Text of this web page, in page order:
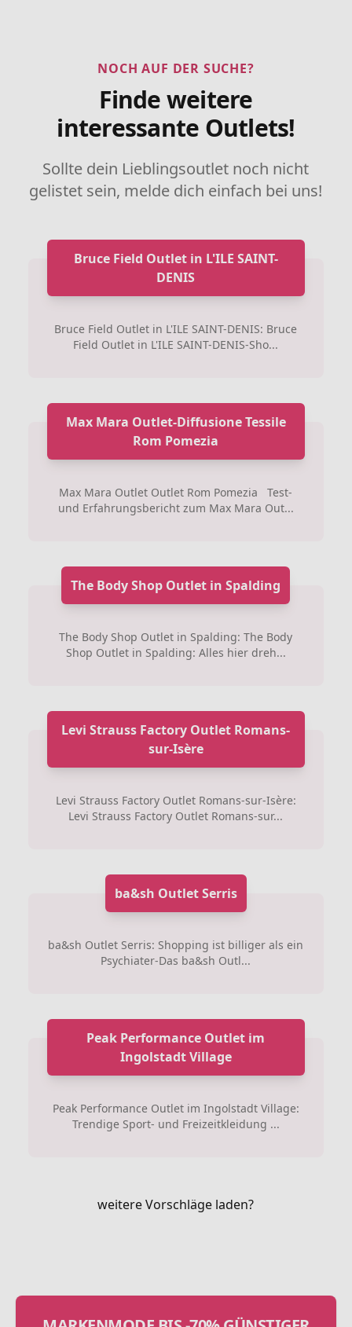
NOCH AUF DER SUCHE?
Finde weitere
interessante Outlets!
Sollte dein Lieblingsoutlet noch nicht
gelistet sein, melde dich einfach bei uns!
Bruce Field Outlet in L'ILE SAINT-
DENIS
Bruce Field Outlet in L'ILE SAINT-DENIS: Bruce
Field Outlet in L'ILE SAINT-DENIS-Sho...
Max Mara Outlet-Diffusione Tessile
Rom Pomezia
Max Mara Outlet Outlet Rom Pomezia Test-
und Erfahrungsbericht zum Max Mara Out...
The Body Shop Outlet in Spalding
The Body Shop Outlet in Spalding: The Body
Shop Outlet in Spalding: Alles hier dreh...
Levi Strauss Factory Outlet Romans-
sur-Isère
Levi Strauss Factory Outlet Romans-sur-Isère:
Levi Strauss Factory Outlet Romans-sur...
ba&sh Outlet Serris
ba&sh Outlet Serris: Shopping ist billiger als ein
Psychiater-Das ba&sh Outl...
Peak Performance Outlet im
Ingolstadt Village
Peak Performance Outlet im Ingolstadt Village:
Trendige Sport- und Freizeitkleidung ...
weitere Vorschläge laden?